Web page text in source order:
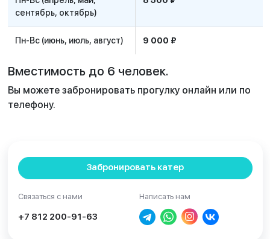
сентябрь, октябрь)
Пн-Вс (июнь, июль, август) 9 000 ₽
Вместимость до 6 человек.
Вы можете забронировать прогулку онлайн или по
телефону.
Забронировать катер
Связаться с нами
+7 812 200-91-63
Написать нам